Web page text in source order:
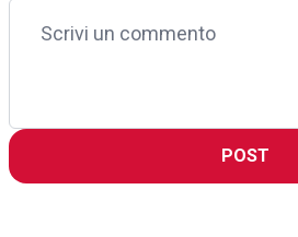
POST